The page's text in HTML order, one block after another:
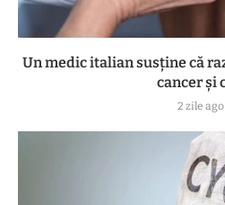
Un medic italian susține că
cancer și
2 zile ago